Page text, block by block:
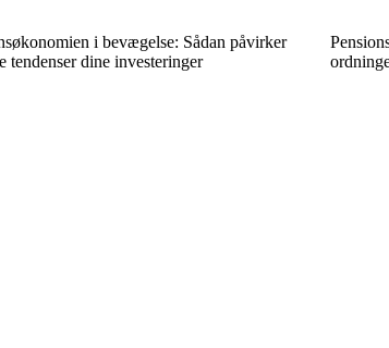
i bevægelse: Sådan påvirker
tendenser dine investeringer